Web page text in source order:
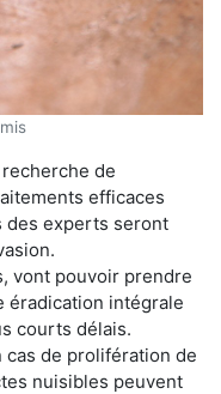
de
efficaces
des experts seront
vont pouvoir prendre
éradication intégrale
courts délais.
de prolifération de
nuisibles peuvent